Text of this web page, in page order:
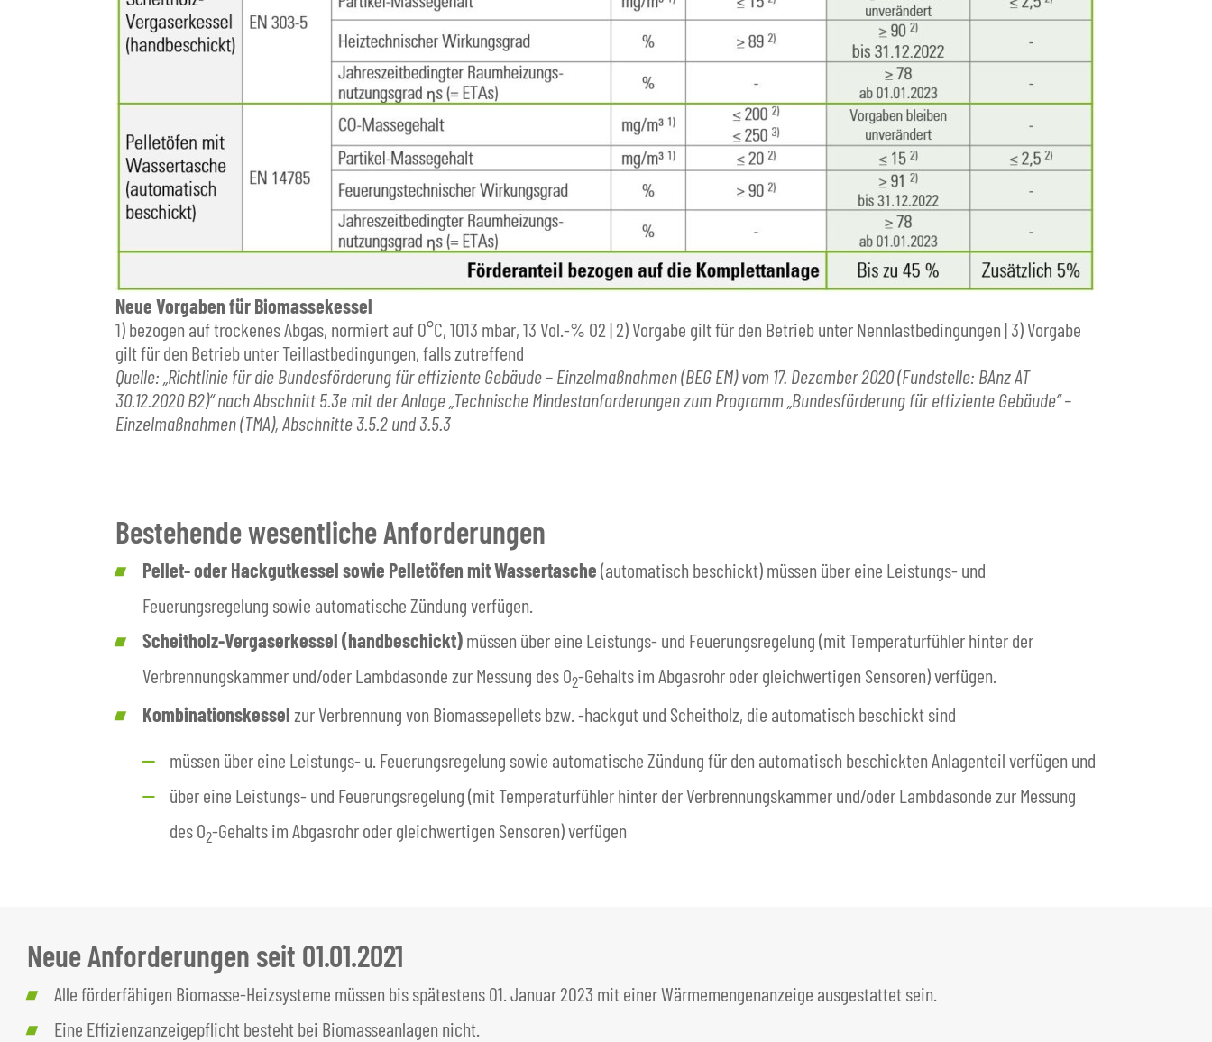
Neue Vorgaben für Biomassekessel
1) bezogen auf trockenes Abgas, normiert auf 0°C, 1013 mbar, 13 Vol.-% O2 | 2) Vorgabe gilt für den Betrieb unter Nennlastbedingungen | 3) Vorgabe
gilt für den Betrieb unter Teillastbedingungen, falls zutreffend
Quelle: „Richtlinie für die Bundesförderung für effiziente Gebäude – Einzelmaßnahmen (BEG EM) vom 17. Dezember 2020 (Fundstelle: BAnz AT
30.12.2020 B2)“ nach Abschnitt 5.3e mit der Anlage „Technische Mindestanforderungen zum Programm „Bundesförderung für effiziente Gebäude“ –
Einzelmaßnahmen (TMA), Abschnitte 3.5.2 und 3.5.3
Bestehende wesentliche Anforderungen
Pellet- oder Hackgutkessel sowie Pelletöfen mit Wassertasche(automatisch beschickt) müssen über eine Leistungs- und
Feuerungsregelung sowie automatische Zündung verfügen.
Scheitholz-Vergaserkessel (handbeschickt)müssen über eine Leistungs- und Feuerungsregelung (mit Temperaturfühler hinter der
Verbrennungskammer und/oder Lambdasonde zur Messung des O2-Gehalts im Abgasrohr oder gleichwertigen Sensoren) verfügen.
Kombinationskesselzur Verbrennung von Biomassepellets bzw. -hackgut und Scheitholz, die automatisch beschickt sind
müssen über eine Leistungs- u. Feuerungsregelung sowie automatische Zündung für den automatisch beschickten Anlagenteil verfügen und
über eine Leistungs- und Feuerungsregelung (mit Temperaturfühler hinter der Verbrennungskammer und/oder Lambdasonde zur Messung
des O2-Gehalts im Abgasrohr oder gleichwertigen Sensoren) verfügen
Neue Anforderungen seit 01.01.2021
Alle förderfähigen Biomasse-Heizsysteme müssen bis spätestens 01. Januar 2023 mit einer Wärmemengenanzeige ausgestattet sein.
Eine Effizienzanzeigepflicht besteht bei Biomasseanlagen nicht.